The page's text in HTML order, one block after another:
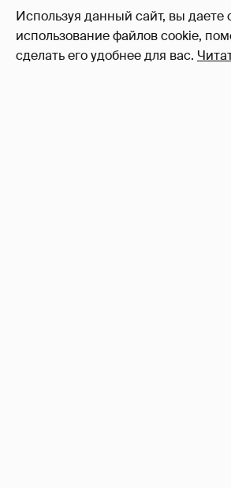
Используя данный сайт, вы даете
использование файлов cookie,
сделать его удобнее для вас.
8
Войдите в аккаунт, чтобы
оставлять комментарии